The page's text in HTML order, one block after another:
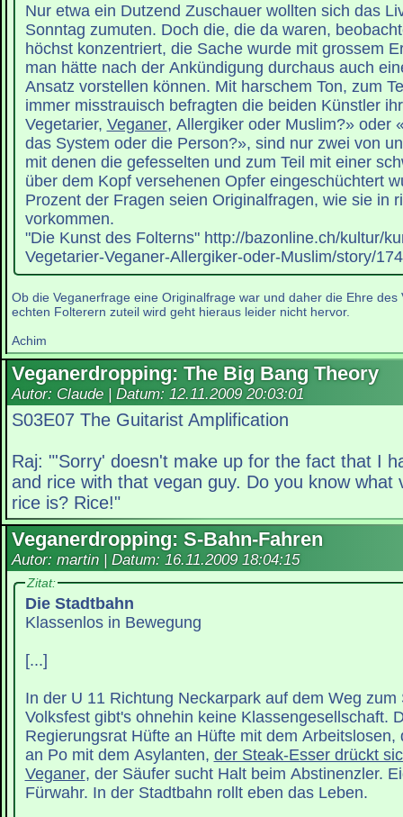
Nur etwa ein Dutzend Zuschauer wollten sich das
Sonntag zumuten. Doch die, die da waren,
höchst konzentriert, die Sache wurde mit grossem
man hätte nach der Ankündigung durchaus auch
Ansatz vorstellen können. Mit harschem Ton, zum
immer misstrauisch befragten die beiden Künstler
Vegetarier, Veganer, Allergiker oder Muslim?» oder
das System oder die Person?», sind nur zwei von
mit denen die gefesselten und zum Teil mit einer
über dem Kopf versehenen Opfer eingeschüchtert
Prozent der Fragen seien Originalfragen, wie sie in
vorkommen.
"Die Kunst des Folterns" http://bazonline.ch/kultur/
Vegetarier-Veganer-Allergiker-oder-Muslim/story/
Ob die Veganerfrage eine Originalfrage war und daher die Ehre des
echten Folterern zuteil wird geht hieraus leider nicht hervor.
Achim
Veganerdropping: The Big Bang Theory
Autor: Claude | Datum: 12.11.2009 20:03:01
S03E07 The Guitarist Amplification
Raj: "'Sorry' doesn't make up for the fact that I
and rice with that vegan guy. Do you know what
rice is? Rice!"
Veganerdropping: S-Bahn-Fahren
Autor: martin | Datum: 16.11.2009 18:04:15
Zitat:
Die Stadtbahn
Klassenlos in Bewegung
[...]
In der U 11 Richtung Neckarpark auf dem Weg zum
Volksfest gibt's ohnehin keine Klassengesellschaft.
Regierungsrat Hüfte an Hüfte mit dem Arbeitslosen,
an Po mit dem Asylanten, der Steak-Esser drückt
Veganer, der Säufer sucht Halt beim Abstinenzler.
Fürwahr. In der Stadtbahn rollt eben das Leben.